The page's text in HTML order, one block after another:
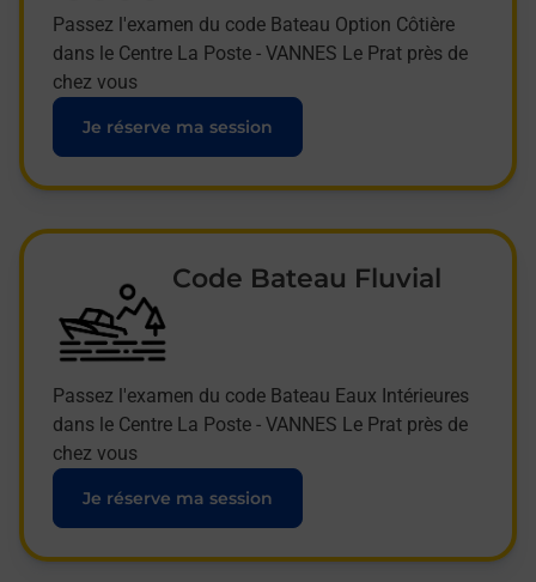
Passez l'examen du code Bateau Option Côtière
dans le Centre La Poste - VANNES Le Prat près de
chez vous
Je réserve ma session
Code Bateau Fluvial
Passez l'examen du code Bateau Eaux Intérieures
dans le Centre La Poste - VANNES Le Prat près de
chez vous
Je réserve ma session